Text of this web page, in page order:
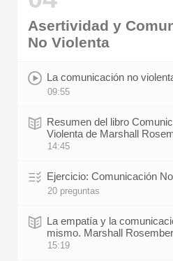
Asertividad y
No Violenta
La comunicación no
09:55
Resumen del libro
Violenta de Marshall
14:45
Ejercicio: Comunicación
20 preguntas
La empatía y la
mismo. Marshall
15:19